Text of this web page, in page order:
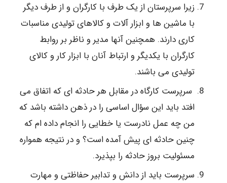
زیرا سرپرستان از یک طرف با کارگران و از طرف دیگر
با ماشین ها و ابزار آلات و کالاهای تولیدی مناسبات
کاری دارند. همچنین آنها مدیر و ناظر بر روابط
کارگران با یکدیگر و ارتباط آنان با ابزار کار و کالای
تولیدی می باشند.
سرپرست کارگاه در مقابل هر حادثه ای که اتفاق می
افتد باید این سؤال اساسی را در ذهن داشته باشد که
من چه عمل نادرست یا خطایی را انجام داده ام که
چنین حادثه ای پیش آمده است؟ و در نتیجه همواره
مسئولیت بروز حادثه را بپذیرد.
سرپرست باید از دانش و تدابیر حفاظتی و مهارت